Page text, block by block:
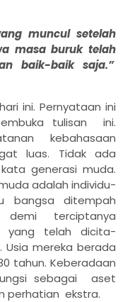
muncul setelah
masa buruk telah
baik-baik saja.”
ini. Pernyataan ini
tulisan
ini.
kebahasaan
luas. Tidak ada
generasi muda.
adalah individu-
bangsa ditempah
terciptanya
yang telah dicita-
Usia mereka berada
tahun. Keberadaan
sebagai
aset
perhatian ekstra.